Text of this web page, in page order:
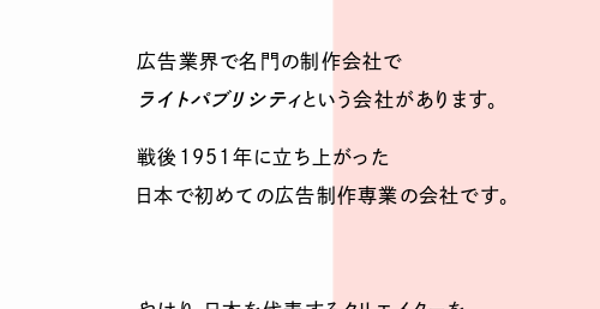
広告業界で名門の制作会社で
ライトパブリシティという会社があります。
戦後1951年に立ち上がった
日本で初めての広告制作専業の会社です。